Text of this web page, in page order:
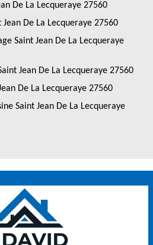
De La Lecqueraye 27560
De La Lecqueraye 27560
Saint Jean De La Lecqueraye
Jean De La Lecqueraye 27560
De La Lecqueraye 27560
Saint Jean De La Lecqueraye